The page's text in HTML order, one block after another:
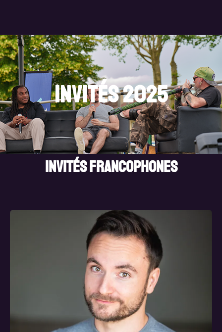
invités 2025
Invités francophones